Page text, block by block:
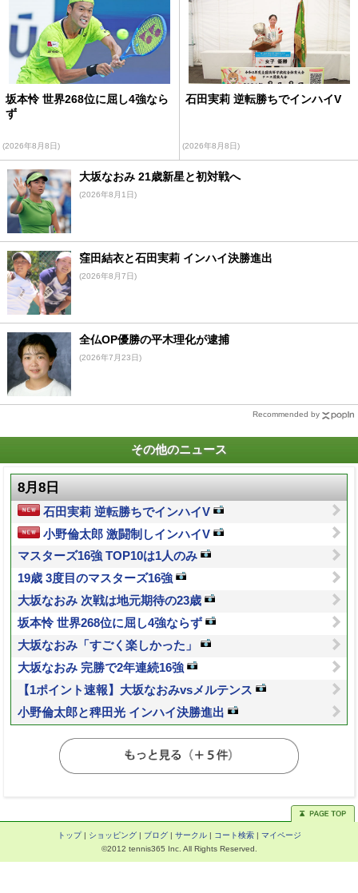
坂本怜 世界268位に屈し4強なら
ず
(2026年8月8日)
石田実莉 逆転勝ちでインハイV
(2026年8月8日)
大坂なおみ 21歳新星と初対戦へ
(2026年8月1日)
窪田結衣と石田実莉 インハイ決勝進出
(2026年8月7日)
全仏OP優勝の平木理化が逮捕
(2026年7月23日)
Recommended by
その他のニュース
8月8日
石田実莉 逆転勝ちでインハイV
小野倫太郎 激闘制しインハイV
マスターズ16強 TOP10は1人のみ
19歳 3度目のマスターズ16強
大坂なおみ 次戦は地元期待の23歳
坂本怜 世界268位に屈し4強ならず
大坂なおみ「すごく楽しかった」
大坂なおみ 完勝で2年連続16強
【1ポイント速報】大坂なおみvsメルテンス
小野倫太郎と稗田光 インハイ決勝進出
トップ| ショッピング| ブログ| サークル| コート検索| マイページ
©2012 tennis365 Inc. All Rights Reserved.